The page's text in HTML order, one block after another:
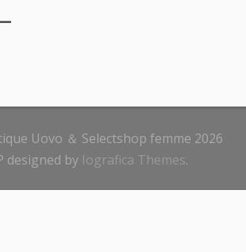
Uovo ＆ Selectshop femme 2026
designed by Iografica Themes.